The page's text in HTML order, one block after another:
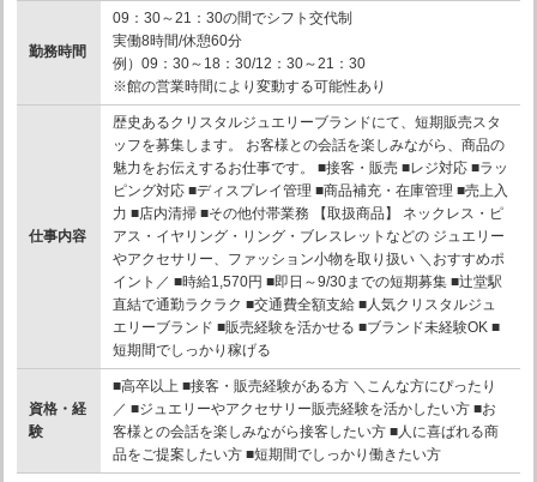
勤務時間
09：30～21：30の間でシフト交代制
実働8時間/休憩60分
例）09：30～18：30/12：30～21：30
※館の営業時間により変動する可能性あり
仕事内容
歴史あるクリスタルジュエリーブランドにて、短期販売スタ
ッフを募集します。 お客様との会話を楽しみながら、商品の
魅力をお伝えするお仕事です。 ■接客・販売 ■レジ対応 ■ラッ
ピング対応 ■ディスプレイ管理 ■商品補充・在庫管理 ■売上入
力 ■店内清掃 ■その他付帯業務 【取扱商品】 ネックレス・ピ
アス・イヤリング・リング・ブレスレットなどの ジュエリー
やアクセサリー、ファッション小物を取り扱い ＼おすすめポ
イント／ ■時給1,570円 ■即日～9/30までの短期募集 ■辻堂駅
直結で通勤ラクラク ■交通費全額支給 ■人気クリスタルジュ
エリーブランド ■販売経験を活かせる ■ブランド未経験OK ■
短期間でしっかり稼げる
資格・経
験
■高卒以上 ■接客・販売経験がある方 ＼こんな方にぴったり
／ ■ジュエリーやアクセサリー販売経験を活かしたい方 ■お
客様との会話を楽しみながら接客したい方 ■人に喜ばれる商
品をご提案したい方 ■短期間でしっかり働きたい方